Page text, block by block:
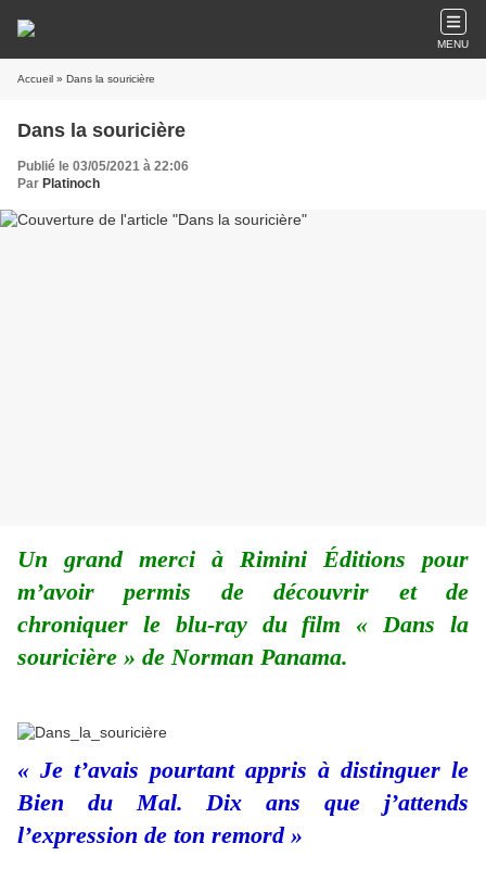
MENU
Accueil » Dans la souricière
Dans la souricière
Publié le 03/05/2021 à 22:06
Par Platinoch
Un grand merci à Rimini Éditions pour
m’avoir permis de découvrir et de
chroniquer le blu-ray du film « Dans la
souricière » de Norman Panama.
« Je t’avais pourtant appris à distinguer le
Bien du Mal. Dix ans que j’attends
l’expression de ton remord »